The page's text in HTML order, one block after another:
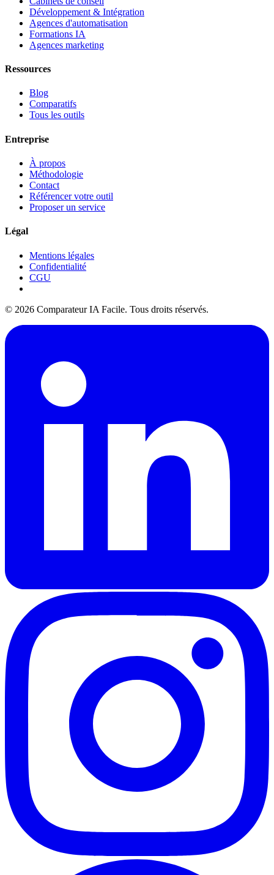
Développement & Intégration
Agences d'automatisation
Formations IA
Agences marketing
Ressources
Blog
Comparatifs
Tous les outils
Entreprise
À propos
Méthodologie
Contact
Référencer votre outil
Proposer un service
Légal
Mentions légales
Confidentialité
CGU
© 2026 Comparateur IA Facile. Tous droits réservés.